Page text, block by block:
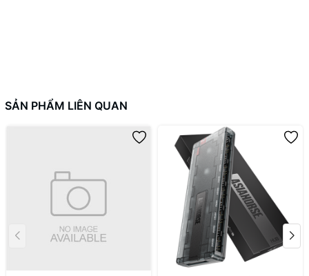
SẢN PHẨM LIÊN QUAN